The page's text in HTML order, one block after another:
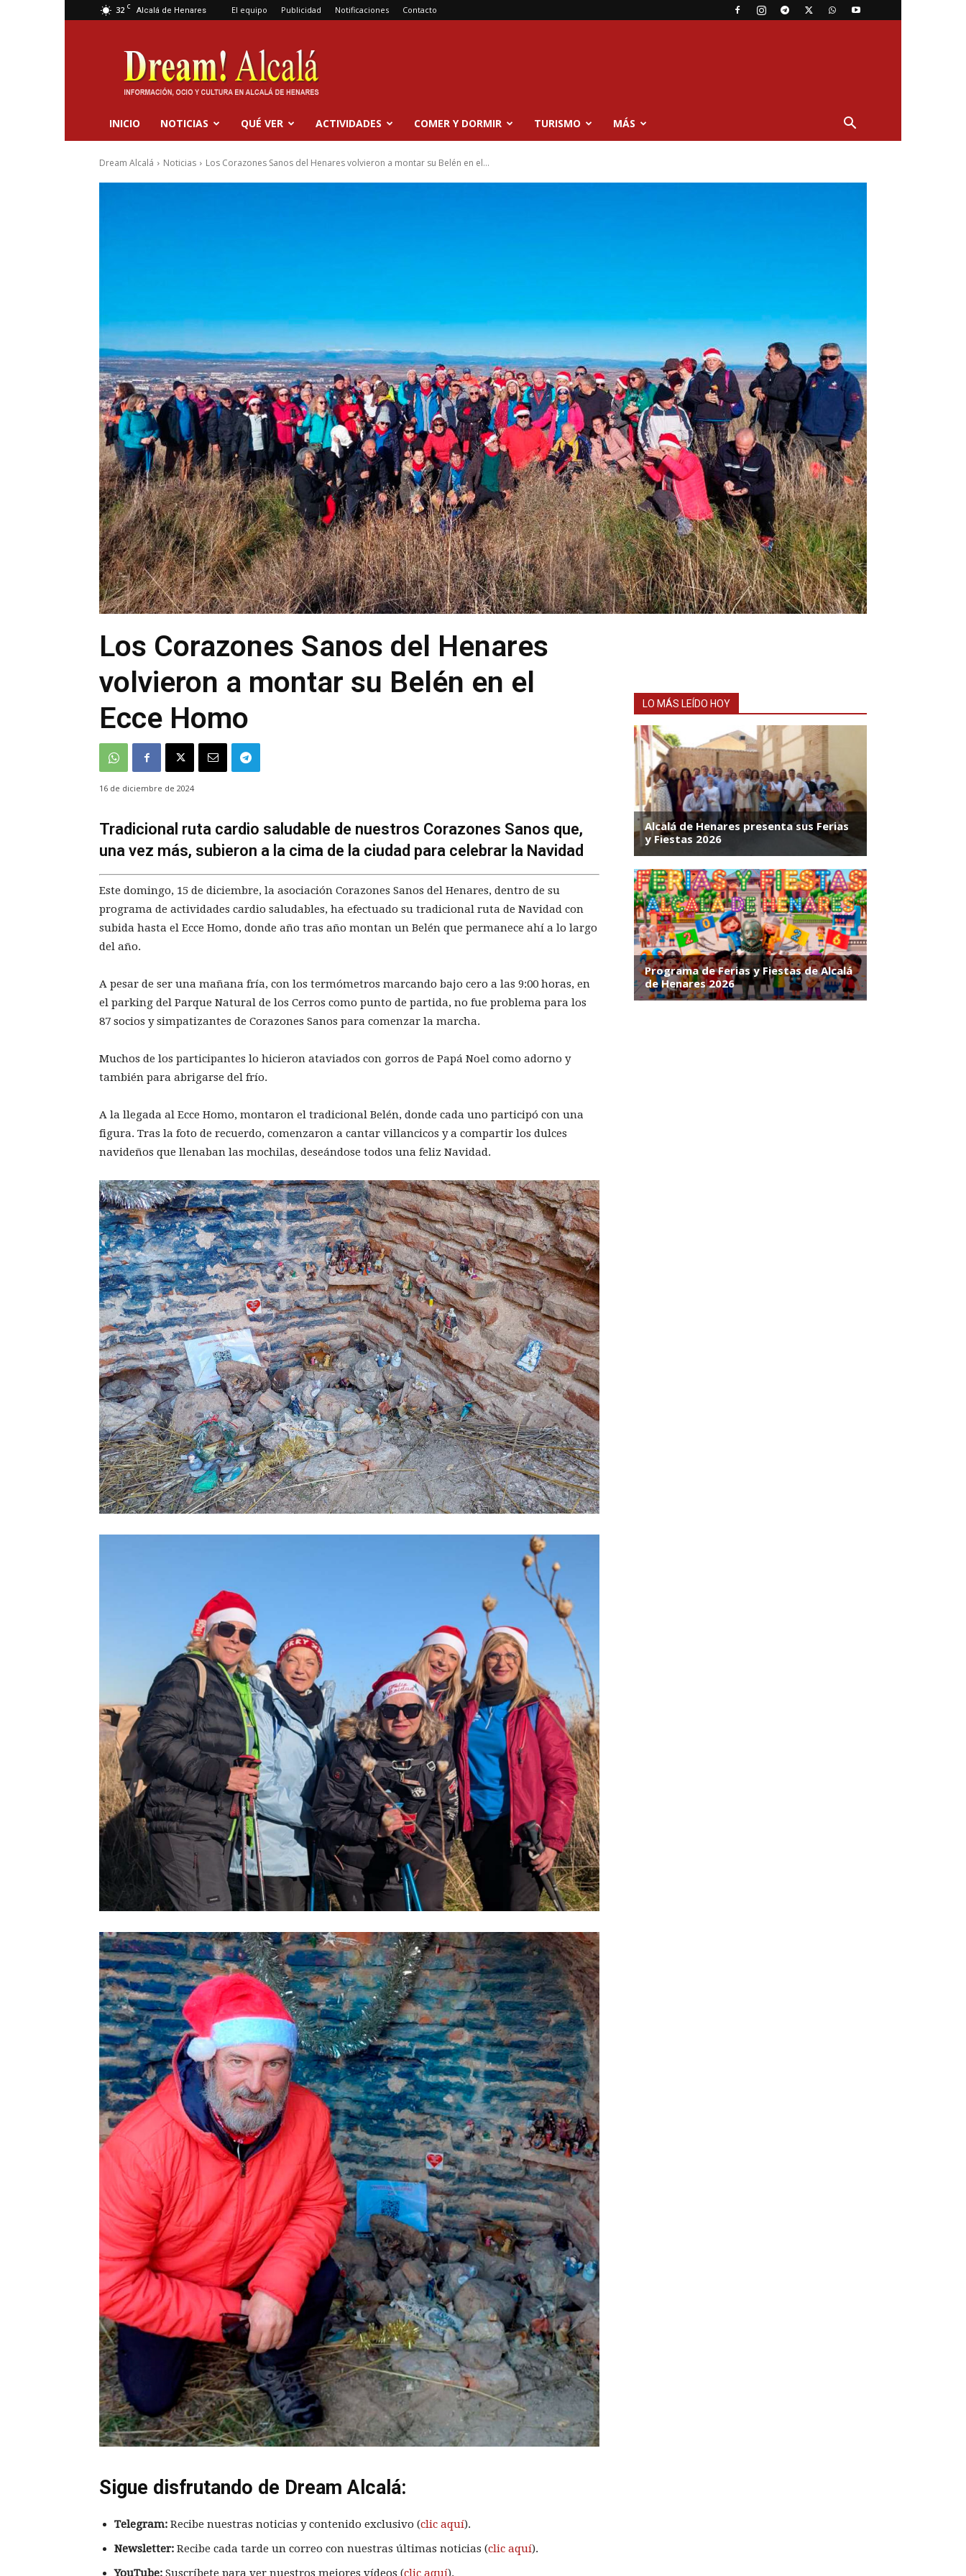
32 C Alcalá de Henares El equipo Publicidad Notificaciones Contacto
Dream
Alcalá
INICIO NOTICIAS QUÉ VER ACTIVIDADES COMER Y DORMIR TURISMO MÁS
Dream Alcalá Noticias Los Corazones Sanos del Henares volvieron a montar su Belén en el...
Los Corazones Sanos del Henares
volvieron a montar su Belén en el
Ecce Homo
16 de diciembre de 2024
Tradicional ruta cardio saludable de nuestros Corazones Sanos que,
una vez más, subieron a la cima de la ciudad para celebrar la Navidad
Este domingo, 15 de diciembre, la asociación Corazones Sanos del Henares, dentro de su
programa de actividades cardio saludables, ha efectuado su tradicional ruta de Navidad con
subida hasta el Ecce Homo, donde año tras año montan un Belén que permanece ahí a lo largo
del año.
A pesar de ser una mañana fría, con los termómetros marcando bajo cero a las 9:00 horas, en
el parking del Parque Natural de los Cerros como punto de partida, no fue problema para los
87 socios y simpatizantes de Corazones Sanos para comenzar la marcha.
Muchos de los participantes lo hicieron ataviados con gorros de Papá Noel como adorno y
también para abrigarse del frío.
A la llegada al Ecce Homo, montaron el tradicional Belén, donde cada uno participó con una
figura. Tras la foto de recuerdo, comenzaron a cantar villancicos y a compartir los dulces
navideños que llenaban las mochilas, deseándose todos una feliz Navidad.
Sigue disfrutando de Dream Alcalá:
Telegram: Recibe nuestras noticias y contenido exclusivo (clic aquí).
Newsletter: Recibe cada tarde un correo con nuestras últimas noticias (clic aquí).
YouTube: Suscríbete para ver nuestros mejores vídeos (clic aquí).
LO MÁS LEÍDO HOY